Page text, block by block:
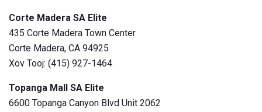
Corte Madera SA Elite
435 Corte Madera Town Center
Corte Madera, CA 94925
Xov Tooj: (415) 927-1464
Topanga Mall SA Elite
6600 Topanga Canyon Blvd Unit 2062